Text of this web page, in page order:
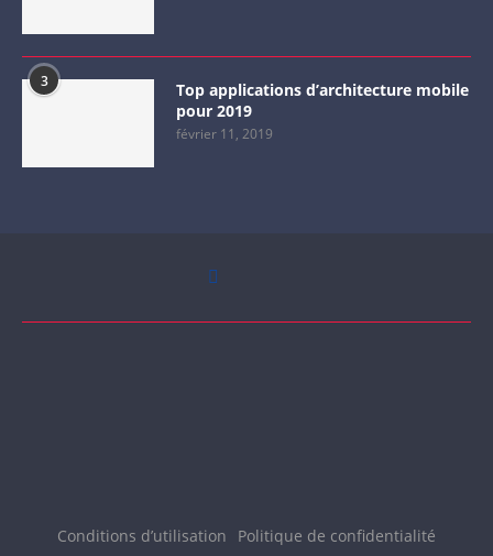
3
Top applications d’architecture mobile
pour 2019
février 11, 2019
Conditions d’utilisation
Politique de confidentialité